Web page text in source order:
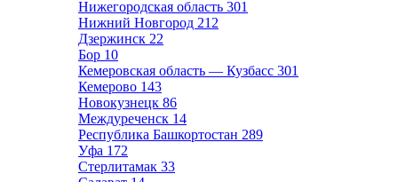
Нижегородская область 301
Нижний Новгород 212
Дзержинск 22
Бор 10
Кемеровская область — Кузбасс 301
Кемерово 143
Новокузнецк 86
Междуреченск 14
Республика Башкортостан 289
Уфа 172
Стерлитамак 33